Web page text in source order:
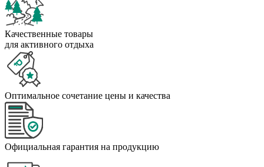
Качественные товары
для активного отдыха
Оптимальное сочетание цены и качества
Официальная гарантия на продукцию